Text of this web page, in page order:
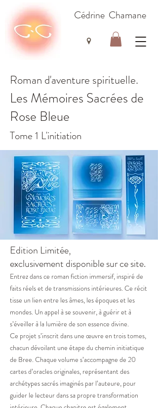
Cédrine Chamane
Roman d'aventure spirituelle.
Les Mémoires Sacrées de
Rose Bleue
Tome 1 L'initiation
Edition Limitée,
exclusivement disponible sur ce site.
Entrez dans ce roman fiction immersif, inspiré de
faits réels et de transmissions intérieures. Ce récit
tisse un lien entre les âmes, les époques et les
mondes. Un appel à se souvenir, à guérir et à
s’éveiller à la lumière de son essence divine.
Ce projet s’inscrit dans une œuvre en trois tomes,
chacun dévoilant une étape du chemin initiatique
de Bree. Chaque volume s’accompagne de 20
cartes d’oracles originales, représentant des
archétypes sacrés imaginés par l’auteure, pour
guider le lecteur dans sa propre transformation